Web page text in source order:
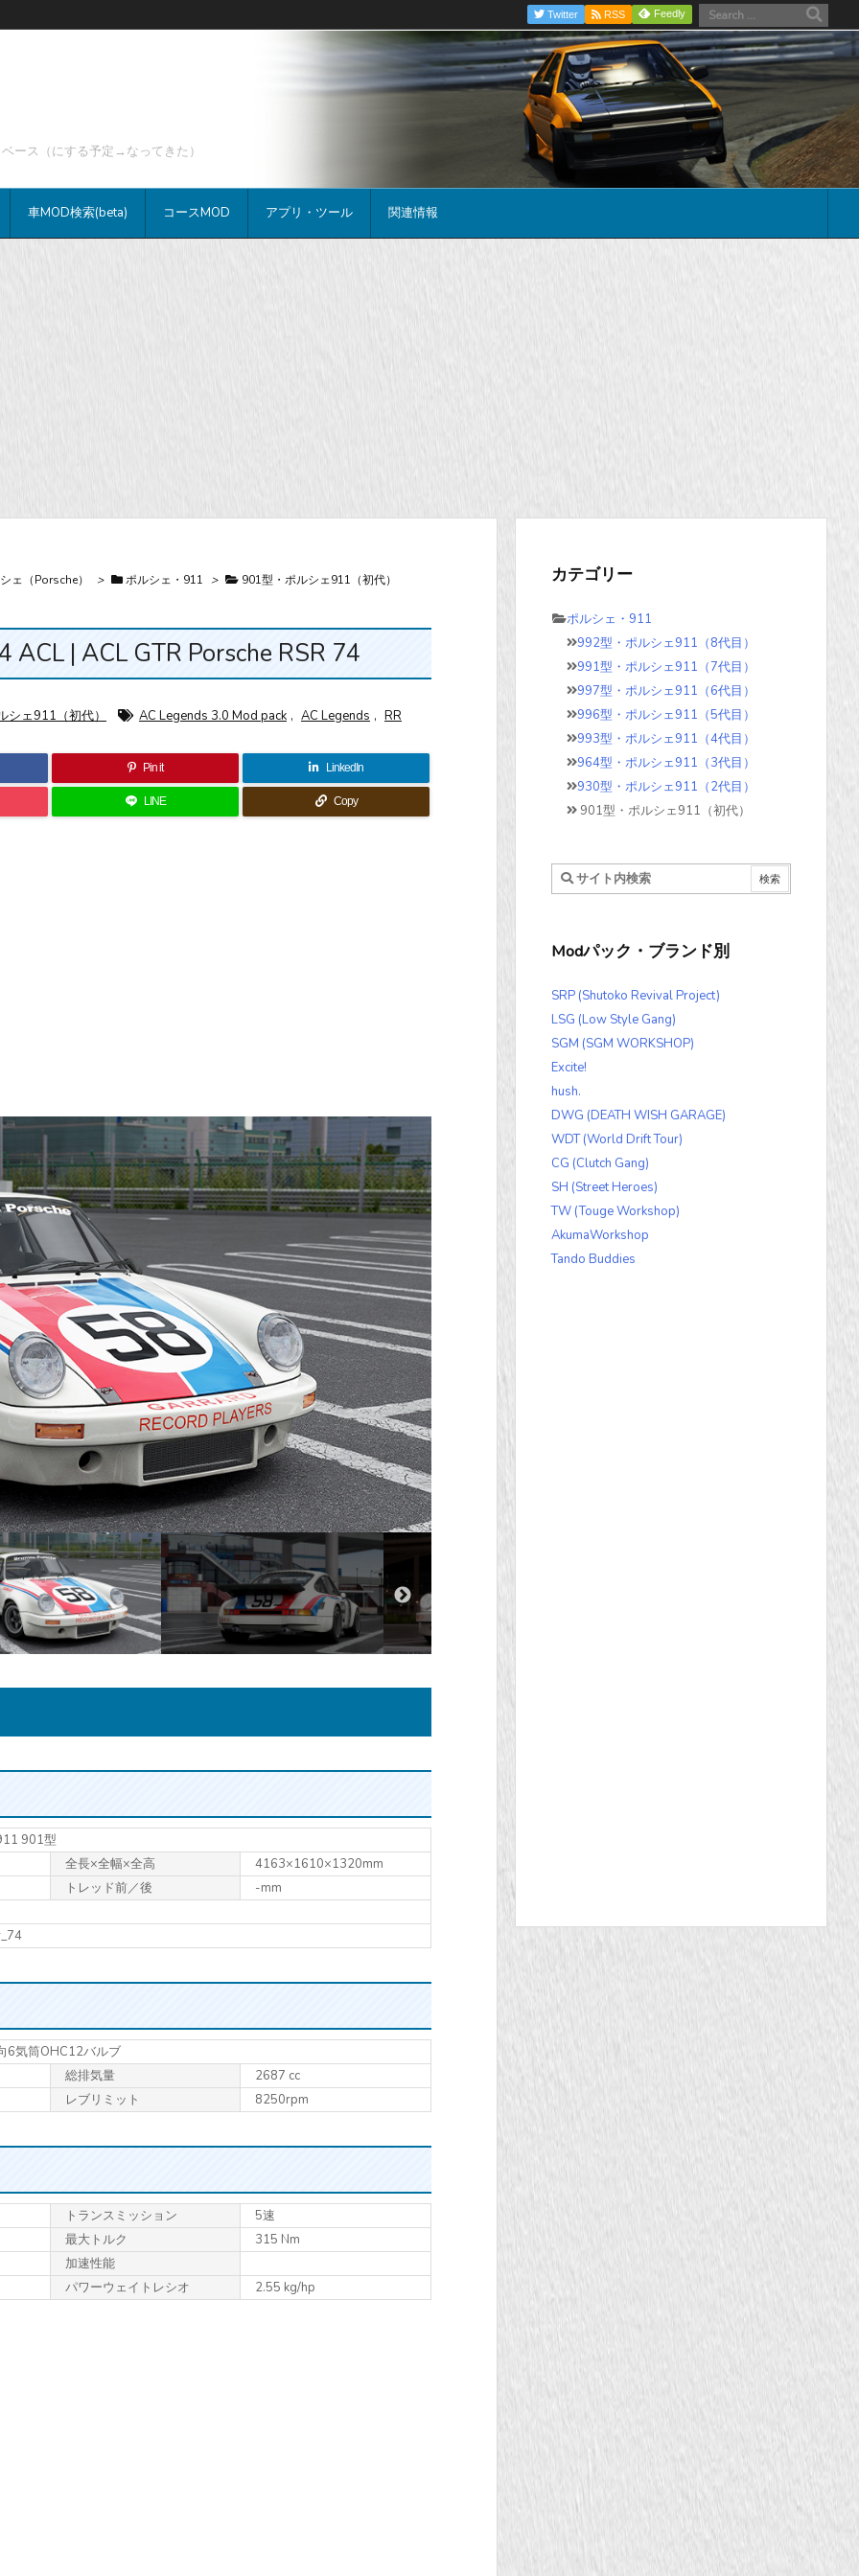
ース（にする予定→なってきた）
車MOD検索(beta) コースMOD アプリ・ツール 関連情報
Twitter RSS Feedly
ェ（Porsche） > ポルシェ・911 > 901型・ポルシェ911（初代）
| ACL GTR Porsche RSR 74
シェ911（初代） AC Legends 3.0 Mod pack , AC Legends , RR
Pin it LinkedIn
LINE Copy
901型
全長×全幅×全高
4163×1610×1320mm
トレッド前／後
-mm
気筒OHC12バルブ
総排気量
2687 cc
レブリミット
8250rpm
トランス ミッション
5速
最大トルク
315 Nm
加速性能
パワーウェイトレシオ
2.55 kg/hp
カテゴリー
ポルシェ・911
992型・ポルシェ911（8代目）
991型・ポルシェ911（7代目）
997型・ポルシェ911（6代目）
996型・ポルシェ911（5代目）
993型・ポルシェ911（4代目）
964型・ポルシェ911（3代目）
930型・ポルシェ911（2代目）
901型・ポルシェ911（初代）
Modパック・ブランド別
SRP (Shutoko Revival Project)
LSG (Low Style Gang)
SGM (SGM WORKSHOP)
Excite!
hush.
DWG (DEATH WISH GARAGE)
WDT (World Drift Tour)
CG (Clutch Gang)
SH (Street Heroes)
TW (Touge Workshop)
AkumaWorkshop
Tando Buddies